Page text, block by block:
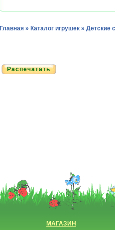
Главная » Каталог игрушек » Детские
Распечатать
МАГАЗИН